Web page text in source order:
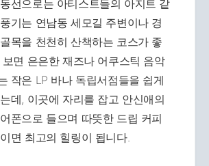
선으로는 아티스트들의 아지트 같
기는 연남동 세모길 주변이나 경
목을 천천히 산책하는 코스가 좋
면 은은한 재즈나 어쿠스틱 음악
작은 LP 바나 독립서점들을 쉽게
데, 이곳에 자리를 잡고 안신애의
폰으로 들으며 따뜻한 드립 커피
면 최고의 힐링이 됩니다.